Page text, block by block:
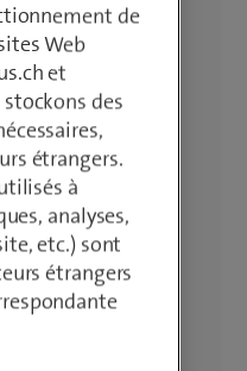
de
Web
et
des
étrangers.
à
analyses,
etc.) sont
étrangers